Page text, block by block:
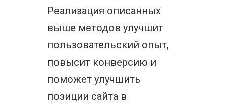
Реализация описанных
выше методов улучшит
пользовательский опыт,
повысит конверсию и
поможет улучшить
позиции сайта в